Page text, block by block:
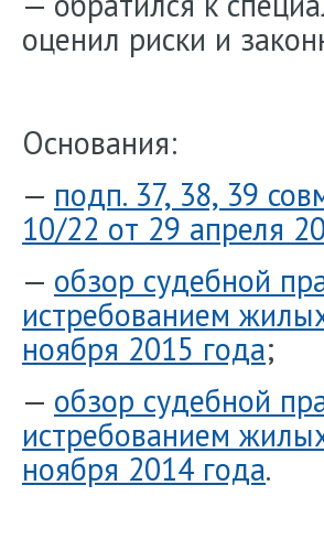
оценил риски и
Основания:
— подп. 37, 38, 39
10/22 от 29 апреля
— обзор судебной
истребованием
ноября 2015 года;
— обзор судебной
истребованием
ноября 2014 года.